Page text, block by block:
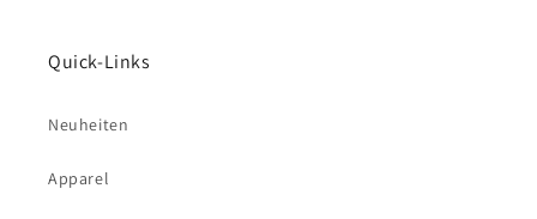
Quick-Links
Neuheiten
Apparel